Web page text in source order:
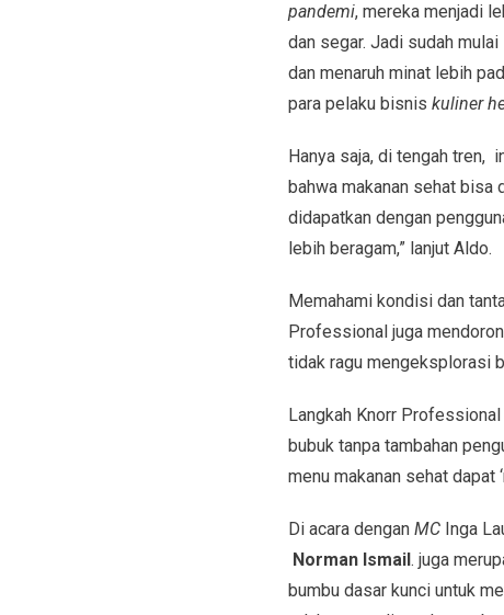
pandemi, mereka menjadi
dan segar. Jadi sudah
dan menaruh minat lebih
para pelaku bisnis kuliner
Hanya saja, di tengah tren,
bahwa makanan sehat bisa
didapatkan dengan
lebih beragam,” lanjut Aldo.
Memahami kondisi dan
Professional juga
tidak ragu mengeksplorasi
Langkah Knorr
bubuk tanpa tambahan
menu makanan sehat dapat
Di acara dengan MCInga
Norman Ismail . juga
bumbu dasar kunci untuk